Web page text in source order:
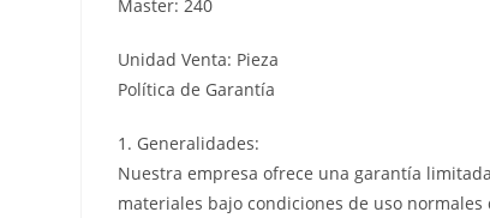
Master: 240
Unidad Venta: Pieza
Política de Garantía
1. Generalidades:
Nuestra empresa ofrece una garantía
materiales bajo condiciones de uso